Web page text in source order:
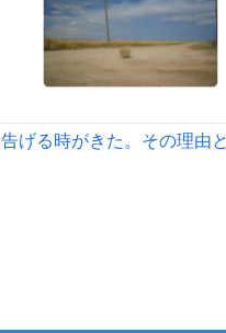
げる時がきた。その理由と